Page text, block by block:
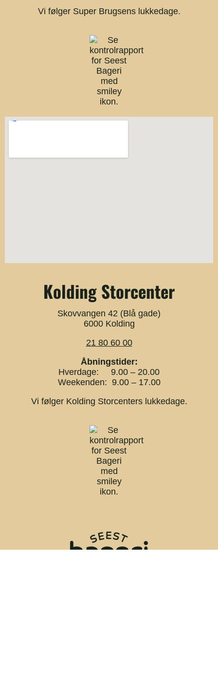
Vi følger Super Brugsens lukkedage.
Kolding Storcenter
Skovvangen 42 (Blå gade)
6000 Kolding
21 80 60 00
Åbningstider:
Hverdage: 9.00 – 20.00
Weekenden: 9.00 – 17.00
Vi følger Kolding Storcenters lukkedage.